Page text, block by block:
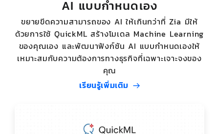
AI แบบกำหนดเอง
ขยายขีดความสามารถของ AI ให้เกินกว่าที่ Zia มีให้
ด้วยการใช้ QuickML สร้างโมเดล Machine Learning
ของคุณเอง และพัฒนาฟังก์ชัน AI แบบกำหนดเองให้
เหมาะสมกับความต้องการทางธุรกิจที่เฉพาะเจาะจงของ
คุณ
เรียนรู้เพิ่มเติม